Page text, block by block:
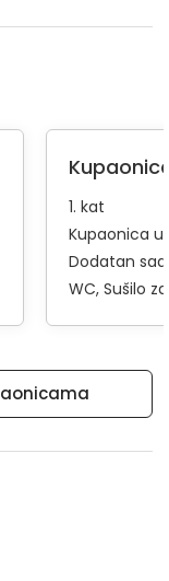
1. kat
Kupaonica u
Dodatan
WC Sušilo